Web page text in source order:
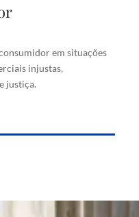
em situações
injustas,
justiça.
práticas comerciais
reparações e justiça.